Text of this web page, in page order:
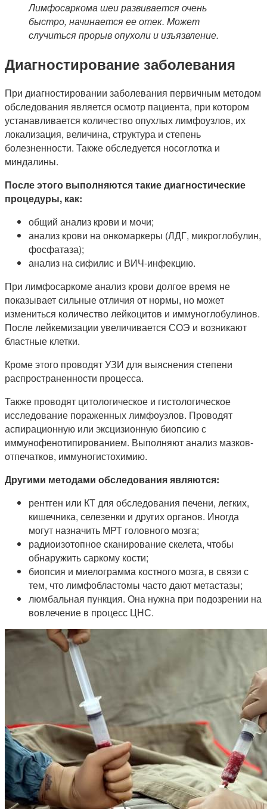
Лимфосаркома шеи развивается очень
быстро, начинается ее отек. Может
случиться прорыв опухоли и изъязвление.
Диагностирование заболевания
При диагностировании заболевания первичным методом
обследования является осмотр пациента, при котором
устанавливается количество опухлых лимфоузлов, их
локализация, величина, структура и степень
болезненности. Также обследуется носоглотка и
миндалины.
После этого выполняются такие диагностические
процедуры, как:
общий анализ крови и мочи;
анализ крови на онкомаркеры (ЛДГ, микроглобулин,
фосфатаза);
анализ на сифилис и ВИЧ-инфекцию.
При лимфосаркоме анализ крови долгое время не
показывает сильные отличия от нормы, но может
измениться количество лейкоцитов и иммуноглобулинов.
После лейкемизации увеличивается СОЭ и возникают
бластные клетки.
Кроме этого проводят УЗИ для выяснения степени
распространенности процесса.
Также проводят цитологическое и гистологическое
исследование пораженных лимфоузлов. Проводят
аспирационную или эксцизионную биопсию с
иммунофенотипированием. Выполняют анализ мазков-
отпечатков, иммуногистохимию.
Другими методами обследования являются:
рентген или КТ для обследования печени, легких,
кишечника, селезенки и других органов. Иногда
могут назначить МРТ головного мозга;
радиоизотопное сканирование скелета, чтобы
обнаружить саркому кости;
биопсия и миелограмма костного мозга, в связи с
тем, что лимфобластомы часто дают метастазы;
люмбальная пункция. Она нужна при подозрении на
вовлечение в процесс ЦНС.